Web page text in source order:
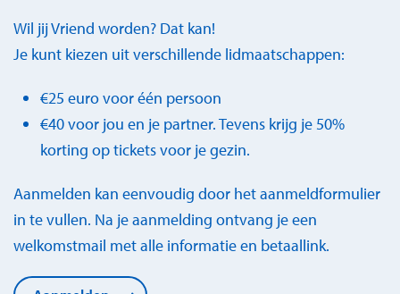
Wil jij Vriend worden? Dat kan!
Je kunt kiezen uit verschillende lidmaatschappen:
€25 euro voor één persoon
€40 voor jou en je partner. Tevens krijg je 50%
korting op tickets voor je gezin.
Aanmelden kan eenvoudig door het aanmeldformulier
in te vullen. Na je aanmelding ontvang je een
welkomstmail met alle informatie en betaallink.